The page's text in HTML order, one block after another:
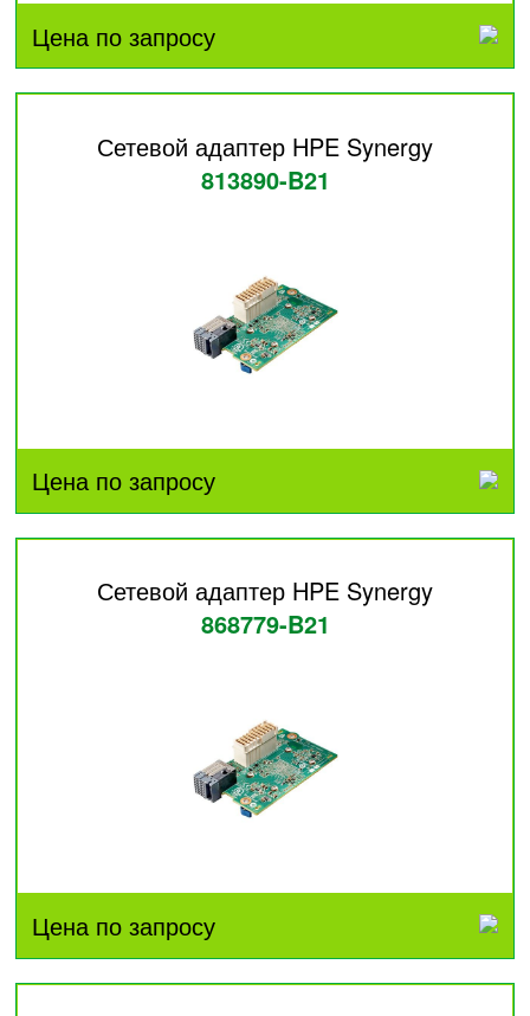
Цена по запросу
Сетевой адаптер HPE Synergy
813890-B21
Цена по запросу
Сетевой адаптер HPE Synergy
868779-B21
Цена по запросу